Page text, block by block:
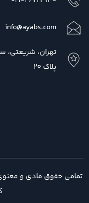
info@ayabs.com
تهران، شریعتی،
پلاک 20
تمامی حقوق مادی و